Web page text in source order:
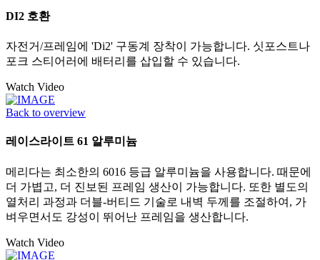
DI2 호환
자전거/프레임에 'Di2' 구동계 장착이 가능합니다. 싯포스트나
포크 스티어러에 배터리를 삽입할 수 있습니다.
Watch Video
Back to overview
레이스라이트 61 알루미늄
메리다는 최소한의 6016 등급 알루미늄을 사용합니다. 때문에
더 가볍고, 더 진보된 프레임 생산이 가능합니다. 또한 별도의
열처리 과정과 더블-버티드 기술로 내벽 두께를 조절하여, 가
벼우면서도 강성이 뛰어난 프레임을 생산합니다.
Watch Video